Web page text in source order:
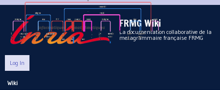
Aller au contenu principal
FRMG Wiki
La documentation collaborative de la
metagrammaire française FRMG
Log In
Main menu
Wiki